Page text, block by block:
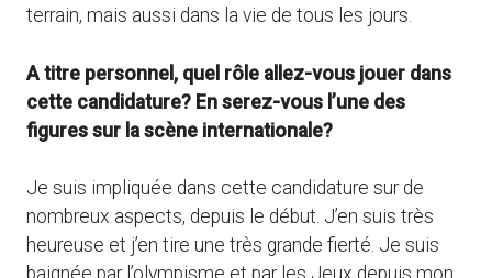
terrain, mais aussi dans la vie de tous les jours.
A titre personnel, quel rôle allez-vous jouer dans
cette candidature? En serez-vous l’une des
figures sur la scène internationale?
Je suis impliquée dans cette candidature sur de
nombreux aspects, depuis le début. J’en suis très
heureuse et j’en tire une très grande fierté. Je suis